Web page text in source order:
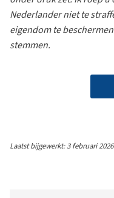
Nederlander niet te
eigendom te
stemmen.
Laatst bijgewerkt: 3 februari